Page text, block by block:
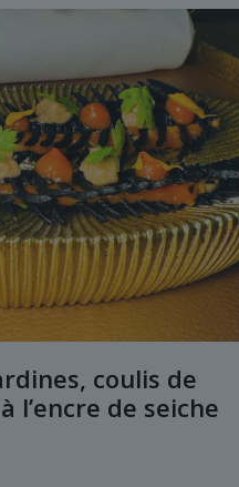
coulis de
l’encre de seiche